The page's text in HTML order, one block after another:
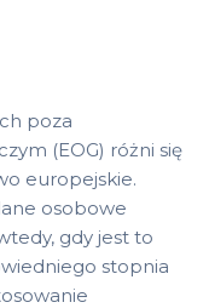
poza
(EOG) różni się
europejskie.
osobowe
gdy jest to
stopnia